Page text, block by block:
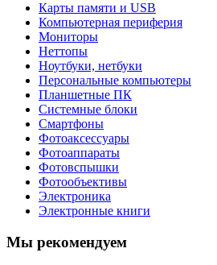
Карты памяти и USB
Компьютерная периферия
Мониторы
Неттопы
Ноутбуки, нетбуки
Персональные компьютеры
Планшетные ПК
Системные блоки
Смартфоны
Фотоаксессуары
Фотоаппараты
Фотовспышки
Фотообъективы
Электроника
Электронные книги
Мы рекомендуем